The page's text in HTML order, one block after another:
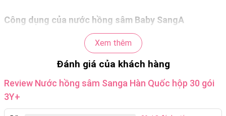
Công dụng của nước hồng sâm Baby SangA
Tăng cường sức khỏe tự nhiên: Hồng Sâm Baby SangA
cung cấp dưỡng chất cần thiết, giúp tăng cường hệ miễn
dịch, hỗ trợ sự phát triển và bảo vệ sức khỏe của bé một
Bổ sung năng lượng: Với sự kết hợp của hồng sâm và các
Xem thêm
Đánh giá của khách hàng
Review Nước hồng sâm Sanga Hàn Quốc hộp 30 gói
3Y+